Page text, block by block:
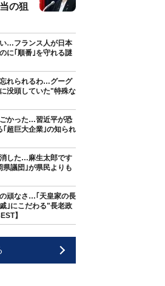
の狙
…フランス人が日本
に｢順番｣を守れる謎
れられるわ…グーグ
没頭していた"特殊な
かった…習近平が恐
超巨大企業｣の知られ
した…麻生太郎です
県議団｣が県民よりも
頑なさ…｢天皇家の長
｣にこだわる"長老政
】